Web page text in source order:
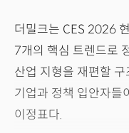
더밀크는 CES 2026
7개의 핵심 트렌드로
산업 지형을 재편할
기업과 정책 입안자들
이정표다.